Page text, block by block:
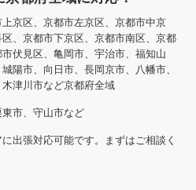
上京区、京都市左京区、京都市中京
、京都市下京区、京都市南区、京都
伏見区、亀岡市、宇治市、福知山
陽市、向日市、長岡京市、八幡市、
津川市など京都府全域
東市、守山市など
出張対応可能です。まずはご相談く